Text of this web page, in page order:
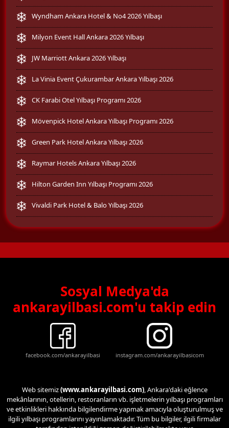
Wyndham Ankara Hotel & No4 2026 Yılbaşı
Milyon Event Hall Ankara 2026 Yılbaşı
JW Marriott Ankara 2026 Yılbaşı
La Vinia Event Çukurambar Ankara Yılbaşı 2026
CK Farabi Otel Yılbaşı Programı 2026
Mövenpick Hotel Ankara Yılbaşı Programı 2026
Green Park Hotel Ankara Yılbaşı 2026
Raymar Hotels Ankara Yılbaşı 2026
Hilton Garden Inn Yılbaşı Programı 2026
Vivaldi Park Hotel & Balo Yılbaşı 2026
Sosyal Medya'da
ankarayilbasi.com'u takip edin
facebook.com/ankarayilbasi instagram.com/ankarayilbasicom
Web sitemiz(www.ankarayilbasi.com), Ankara'daki eğlence
mekânlarının, otellerin, restoranların vb. işletmelerin yılbaşı programları
ve etkinlikleri hakkında bilgilendirme yapmak amacıyla oluşturulmuş ve
ilgili yılbaşı programlarını yayınlamaktadır. Tüm bu bilgiler, ilgili firmalar